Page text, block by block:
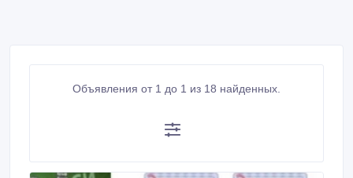
Объявления от 1 до 1 из 18 найденных.